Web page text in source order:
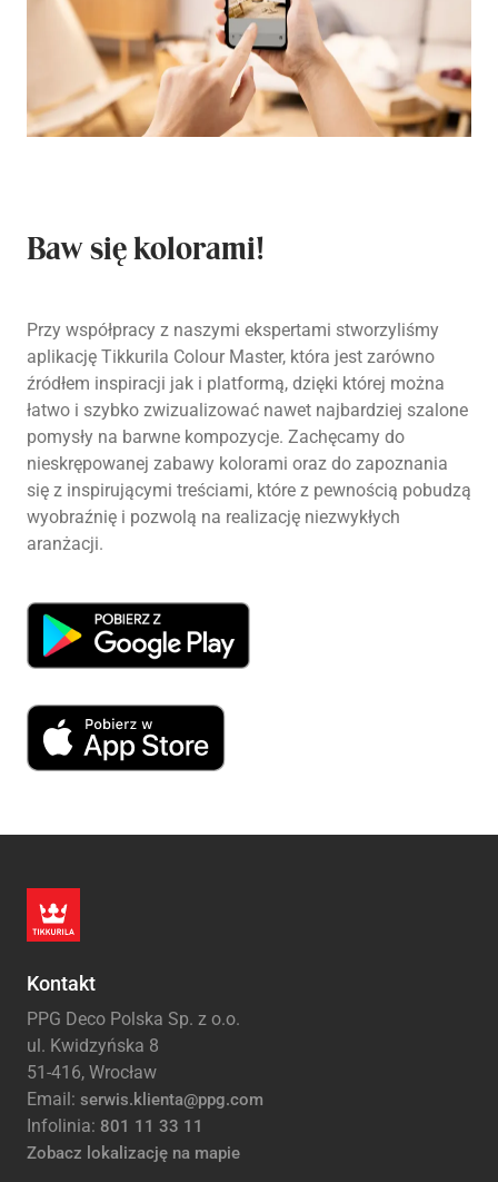
Baw się kolorami!
Przy współpracy z naszymi ekspertami stworzyliśmy
aplikację Tikkurila Colour Master, która jest zarówno
źródłem inspiracji jak i platformą, dzięki której można
łatwo i szybko zwizualizować nawet najbardziej szalone
pomysły na barwne kompozycje. Zachęcamy do
nieskrępowanej zabawy kolorami oraz do zapoznania
się z inspirującymi treściami, które z pewnością pobudzą
wyobraźnię i pozwolą na realizację niezwykłych
aranżacji.
Kontakt
PPG Deco Polska Sp. z o.o.
ul. Kwidzyńska 8
51-416, Wrocław
Email: serwis.klienta@ppg.com
Infolinia: 801 11 33 11
Zobacz lokalizację na mapie